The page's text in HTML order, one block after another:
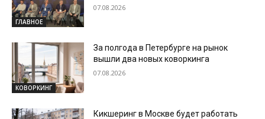
ГЛАВНОЕ
07.08.2026
КОВОРКИНГ
За полгода в Петербурге на рынок
вышли два новых коворкинга
07.08.2026
Кикшеринг в Москве будет работать